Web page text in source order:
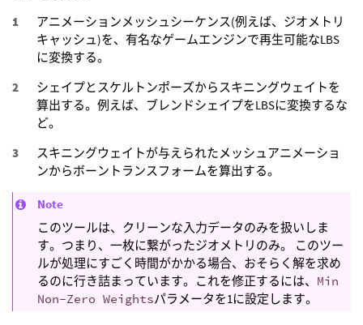
アニメーションメッシュシーケンス(例えば、ジオメトリ
キャッシュ)を、有名なゲームエンジンで再生可能なLBS
に変換する。
シェイプとスケルトンポーズからスキニングウェイトを
算出する。例えば、ブレンドシェイプをLBSに変換するな
ど。
スキニングウェイトが与えられたメッシュアニメーショ
ンからボーントランスフォームを算出する。
Note
このツールは、クリーンな入力データのみを扱いしま
す。つまり、一枚に繋がったジオメトリのみ。 このツー
ルが処理にすごく時間がかかる場合、おそらく解を求め
るのに行き詰まっています。これを修正するには、 Min
Non-Zero Weightsパラメータを1に設定します。